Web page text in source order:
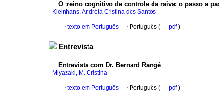
· O treino cognitivo de controle da raiva: o passo a
Kleinhans, Andréia Cristina dos Santos
· texto em Português · Português ( pdf)
Entrevista
· Entrevista com Dr. Bernard Rangé
Miyazaki, M. Cristina
· texto em Português · Português ( pdf)